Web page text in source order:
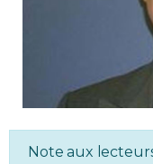
Réglementation
Copropriété
Note aux